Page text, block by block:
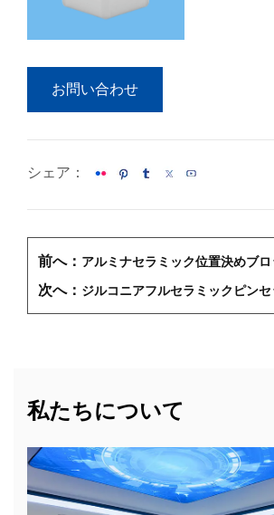
お問い合わせ
シェア：
前へ： アルミナセラミック位置決めブ
次へ： ジルコニアフルセラミックピンセ
私たちについて